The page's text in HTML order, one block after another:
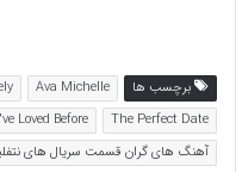
برچسب ها Ava Michelle
The Perfect Date
Loved Before
آهنگ های گران قسمت سریال های